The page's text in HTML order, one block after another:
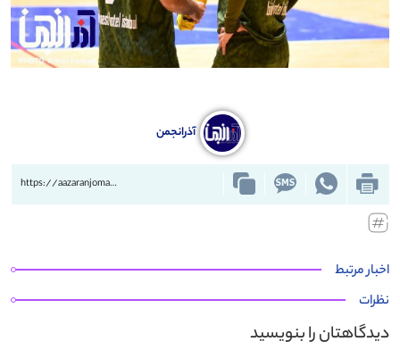
آذرانجمن
https://aazaranjoman.ir/?p=78556
اخبار مرتبط
نظرات
دیدگاهتان را بنویسید